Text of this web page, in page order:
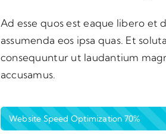
Ad esse quos est eaque libero et
assumenda eos ipsa quas. Et
consequuntur ut laudantium
accusamus.
Website Speed Optimization70%